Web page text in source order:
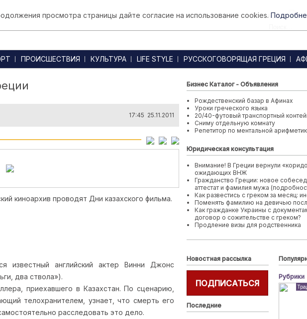
Афины
ПРОИСШЕСТВИЯ КУЛЬТУРА LIFE STYLE РУССКОГОВОРЯЩАЯ ГРЕЦИЯ
17:45 25.11.2011
киноархив проводят Дни казахского фильма.
известный английский актер Винни Джонс
два ствола»).
приехавшего в Казахстан. По сценарию,
телохранителем, узнает, что смерть его
расследовать это дело.
Бизнес Каталог - Объявления
Рождественский базар в Афинах
Уроки греческого языка
20/40-футовый транспортный
Сниму отдельную комнату
Репетитор по ментальной
Юридическая консультация
Внимание! В Греции вернули
ожидающих ВНЖ
Гражданство Греции: новое
аттестат и фамилия мужа
Как развестись с греком за месяц:
Поменять фамилию на девичью
Как гражданке Украины с
договор о сожительстве с греком?
Продление визы для родственника
Новостная рассылка
ПОДПИСАТЬСЯ
Последние
Рубрики
просмотра страницы дайте согласие на использование cookies.